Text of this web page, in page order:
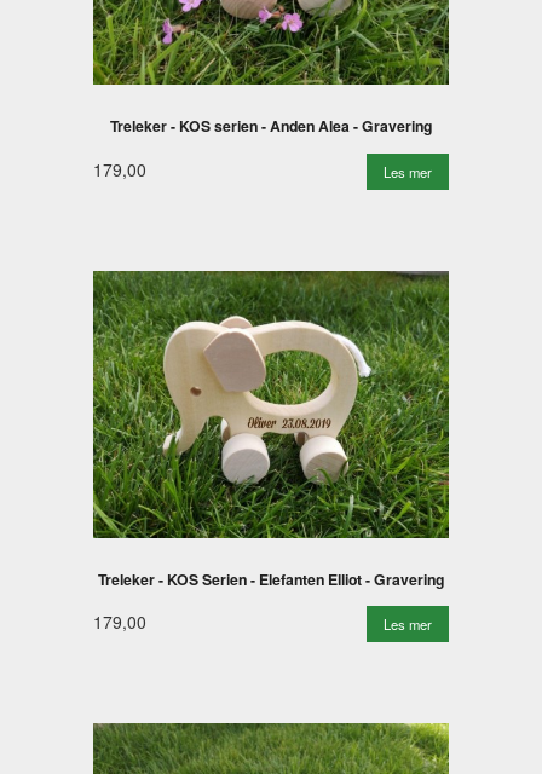
Treleker - KOS serien - Anden Alea - Gravering
179,00 Les mer
Treleker - KOS Serien - Elefanten Elliot - Gravering
179,00 Les mer